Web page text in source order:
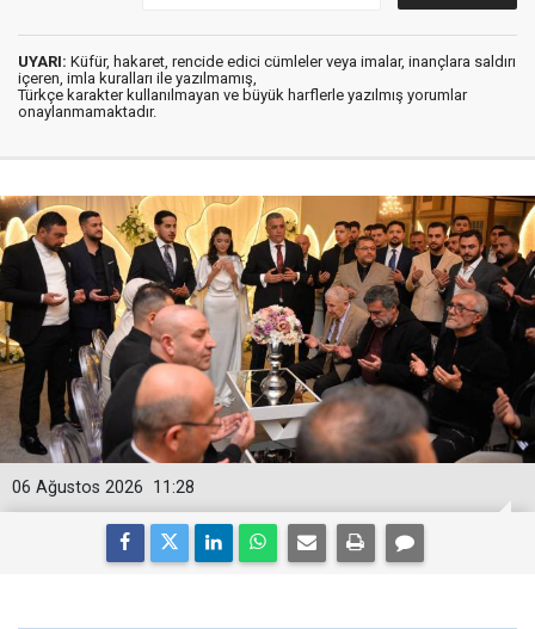
UYARI: Küfür, hakaret, rencide edici cümleler veya imalar, inançlara saldırı
içeren, imla kuralları ile yazılmamış,
Türkçe karakter kullanılmayan ve büyük harflerle yazılmış yorumlar
onaylanmamaktadır.
11:28
06 Ağustos 2026